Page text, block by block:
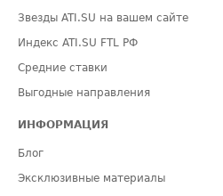
Звезды ATI.SU на вашем сайте
Индекс ATI.SU FTL РФ
Средние ставки
Выгодные направления
ИНФОРМАЦИЯ
Блог
Эксклюзивные материалы